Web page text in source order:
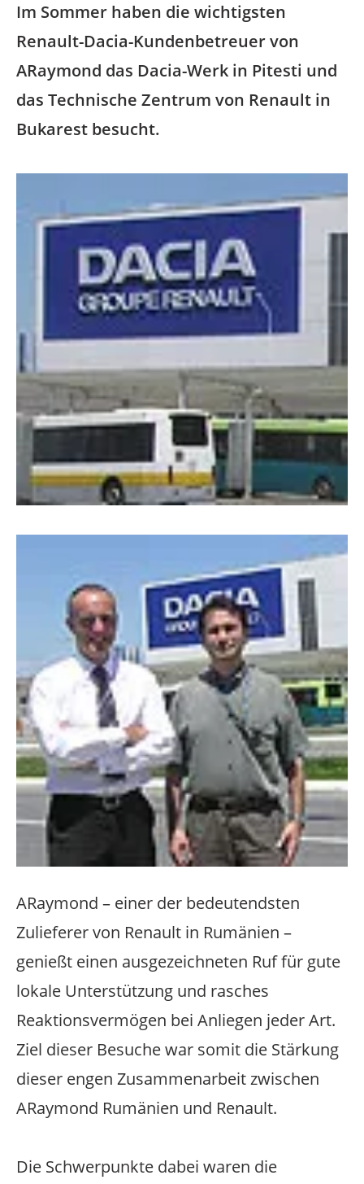
Im Sommer haben die wichtigsten
Renault-Dacia-Kundenbetreuer von
ARaymond das Dacia-Werk in Pitesti und
das Technische Zentrum von Renault in
Bukarest besucht.
ARaymond – einer der bedeutendsten
Zulieferer von Renault in Rumänien –
genießt einen ausgezeichneten Ruf für gute
lokale Unterstützung und rasches
Reaktionsvermögen bei Anliegen jeder Art.
Ziel dieser Besuche war somit die Stärkung
dieser engen Zusammenarbeit zwischen
ARaymond Rumänien und Renault.
Die Schwerpunkte dabei waren die